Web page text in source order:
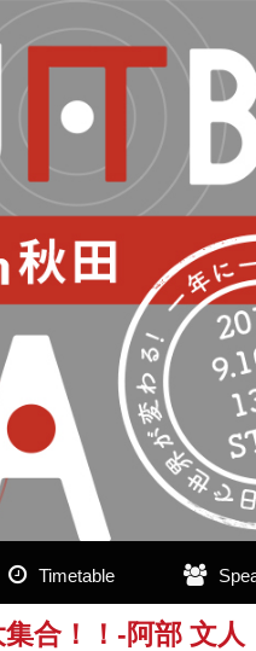
Timetable
合！！-阿部 文人